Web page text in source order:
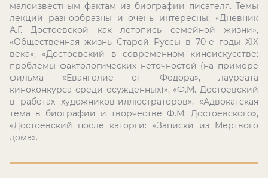
малоизвестным фактам из биографии писателя. Темы
лекций разнообразны и очень интересны: «Дневник
А.Г. Достоевской как летопись семейной жизни»,
«Общественная жизнь Старой Руссы в 70-е годы XIX
века», «Достоевский в современном киноискусстве:
проблемы фактологических неточностей (на примере
фильма «Евангелие от Федора», лауреата
киноконкурса среди осужденных)», «Ф.М. Достоевский
в работах художников-иллюстраторов», «Адвокатская
тема в биографии и творчестве Ф.М. Достоевского»,
«Достоевский после каторги: «Записки из Мертвого
дома».